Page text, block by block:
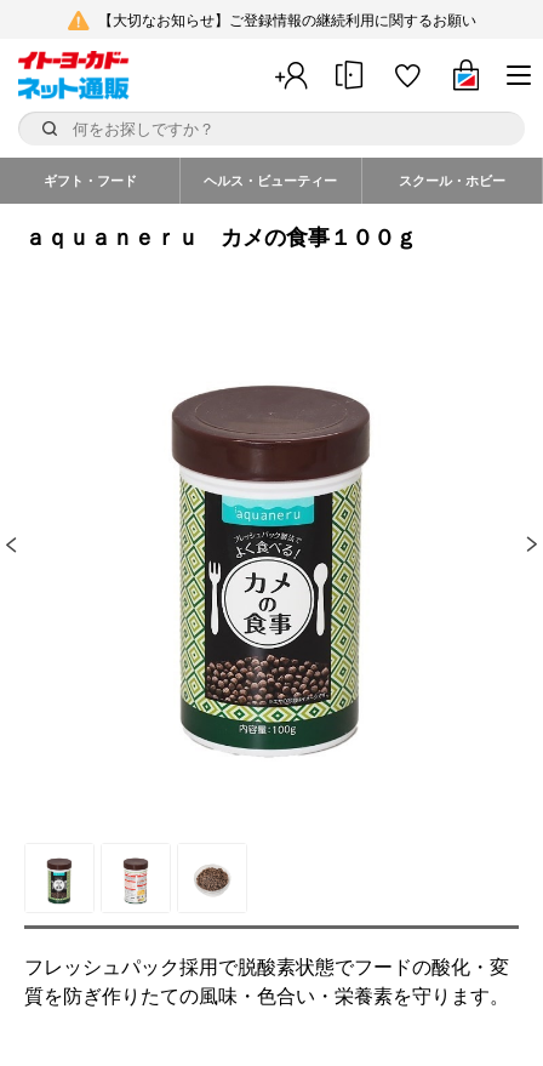
【大切なお知らせ】ご登録情報の継続利用に関するお願い
ギフト・フード ヘルス・ビューティー スクール・ホビー
ａｑｕａｎｅｒｕ カメの食事１００ｇ
フレッシュパック採用で脱酸素状態でフードの酸化・変
質を防ぎ作りたての風味・色合い・栄養素を守ります。